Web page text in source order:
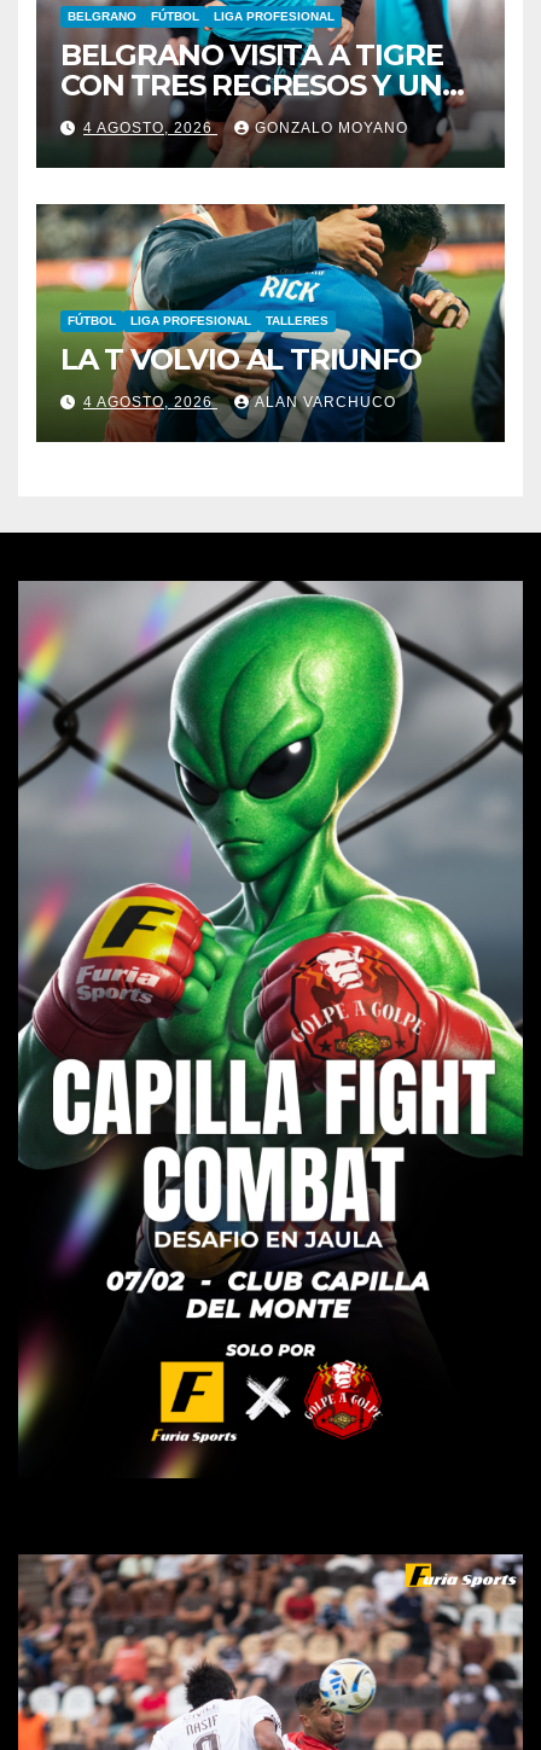
BELGRANO FÚTBOL LIGA PROFESIONAL
BELGRANO VISITA A TIGRE
CON TRES REGRESOS Y UNA
BAJA OBLIGADA
4 AGOSTO, 2026 GONZALO MOYANO
FÚTBOL LIGA PROFESIONAL TALLERES
LA T VOLVIO AL TRIUNFO
4 AGOSTO, 2026 ALAN VARCHUCO